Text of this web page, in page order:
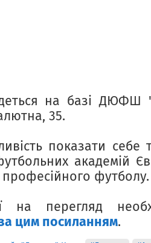
на базі ДЮФШ
35.
показати себе
академій
футболу.
на перегляд
цим посиланням.